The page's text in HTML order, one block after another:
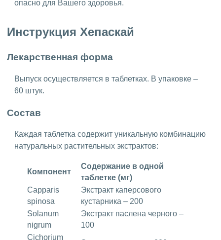
опасно для Вашего здоровья.
Инструкция Хепаскай
Лекарственная форма
Выпуск осуществляется в таблетках. В упаковке –
60 штук.
Состав
Каждая таблетка содержит уникальную комбинацию
натуральных растительных экстрактов:
Компонент
Содержание в одной
таблетке (мг)
Capparis
spinosa
Экстракт каперсового
кустарника – 200
Solanum
nigrum
Экстракт паслена черного –
100
Cichorium